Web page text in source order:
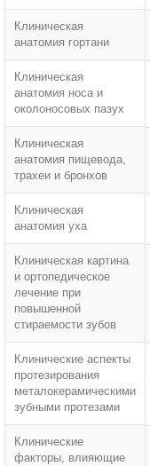
Клиническая
анатомия гортани
Клиническая
анатомия носа и
околоносовых пазух
Клиническая
анатомия пищевода,
трахеи и бронхов
Клиническая
анатомия уха
Клиническая картина
и ортопедическое
лечение при
повышенной
стираемости зубов
Клинические аспекты
протезирования
металокерамическими
зубными протезами
Клинические
факторы, влияющие